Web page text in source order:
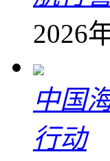
2026
中国
行动